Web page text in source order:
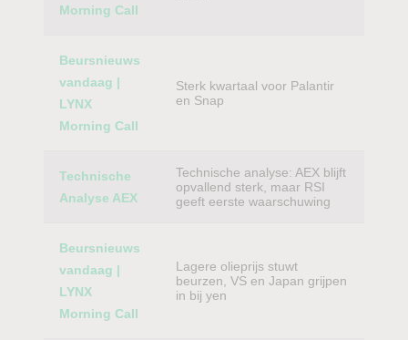
Morning Call
Beursnieuws
vandaag |
LYNX
Morning Call
Sterk kwartaal voor Palantir
en Snap
Technische
Analyse AEX
Technische analyse: AEX blijft
opvallend sterk, maar RSI
geeft eerste waarschuwing
Beursnieuws
vandaag |
LYNX
Morning Call
Lagere olieprijs stuwt
beurzen, VS en Japan grijpen
in bij yen